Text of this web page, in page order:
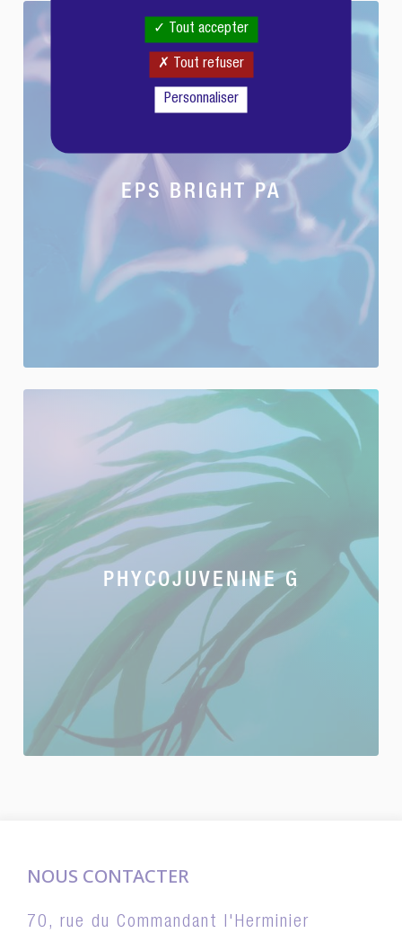
EPS BRIGHT PA
PHYCOJUVENINE G
NOUS CONTACTER
70, rue du Commandant l'Herminier
Tout accepter
Tout refuser
Personnaliser